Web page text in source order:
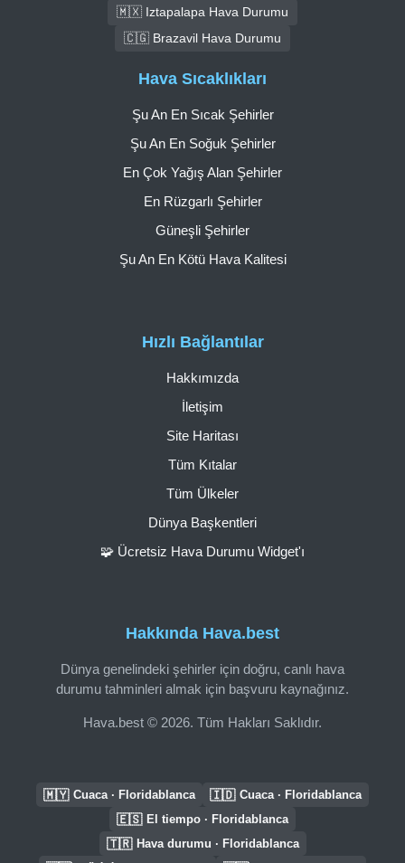
🇲🇽 Iztapalapa Hava Durumu
🇨🇬 Brazavil Hava Durumu
Hakkında Hava.best
Dünya genelindeki şehirler için doğru, canlı hava
durumu tahminleri almak için başvuru kaynağınız.
Hava.best © 2026. Tüm Hakları Saklıdır.
Hızlı Bağlantılar
Hakkımızda
İletişim
Site Haritası
Tüm Kıtalar
Tüm Ülkeler
Dünya Başkentleri
🧩 Ücretsiz Hava Durumu Widget'ı
Hava Sıcaklıkları
Şu An En Sıcak Şehirler
Şu An En Soğuk Şehirler
En Çok Yağış Alan Şehirler
En Rüzgarlı Şehirler
Güneşli Şehirler
Şu An En Kötü Hava Kalitesi
🇲🇾 Cuaca · Floridablanca 🇮🇩 Cuaca · Floridablanca
🇪🇸 El tiempo · Floridablanca
🇹🇷 Hava durumu · Floridablanca